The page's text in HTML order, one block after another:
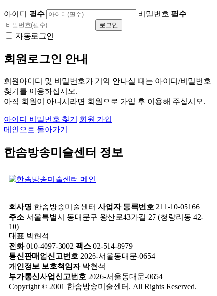
아이디 필수 비밀번호 필수
자동로그인
회원로그인 안내
회원아이디 및 비밀번호가 기억 안나실 때는 아이디/비밀번호
찾기를 이용하십시오.
아직 회원이 아니시라면 회원으로 가입 후 이용해 주십시오.
아이디 비밀번호 찾기
회원 가입
메인으로 돌아가기
한솜방송미술센터 정보
회사명 한솜방송미술센터 사업자 등록번호 211-10-05166
주소 서울특별시 동대문구 왕산로43가길 27 (청량리동 42-
10)
대표 박현석
전화010-4097-3002 팩스 02-514-8979
통신판매업신고번호 2026-서울동대문-0654
개인정보 보호책임자박현석
부가통신사업신고번호 2026-서울동대문-0654
Copyright © 2001 한솜방송미술센터. All Rights Reserved.